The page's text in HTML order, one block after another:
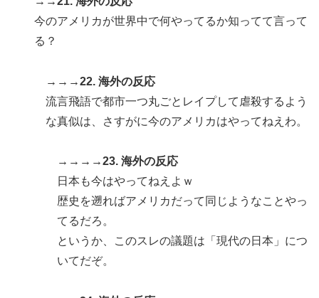
今のアメリカが世界中で何やってるか知ってて言って
る？
→→→22. 海外の反応
流言飛語で都市一つ丸ごとレイプして虐殺するよう
な真似は、さすがに今のアメリカはやってねえわ。
→→→→23. 海外の反応
日本も今はやってねえよｗ
歴史を遡ればアメリカだって同じようなことやっ
てるだろ。
というか、このスレの議題は「現代の日本」につ
いてだぞ。